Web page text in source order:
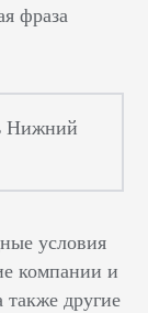
фраза
Нижний
условия
компании и
другие